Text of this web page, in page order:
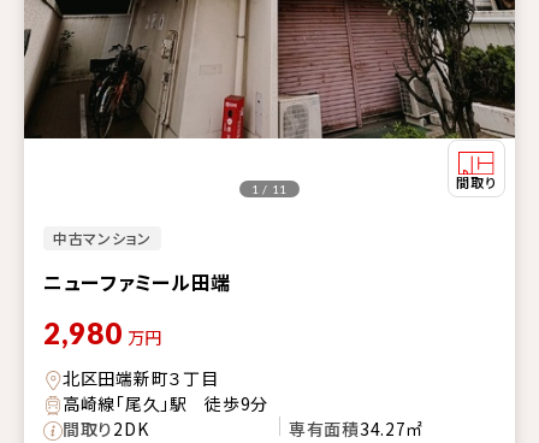
中古マンション
ニューファミール田端
1 / 11
2,980 万円
北区田端新町３丁目
高崎線「尾久」駅 徒歩9分
間取り2DK 専有面積34.27㎡